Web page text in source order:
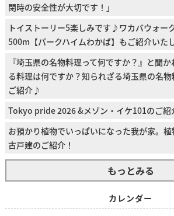
閉時の安全性が大切です！」
トイストーリー5楽しみです♪ワカバウォー
500m【パークハイムわかば】もご紹介いた
『埼玉県の名物料理って何ですか？』と聞
る料理は何ですか？知られざる埼玉県の名
ご紹介♪
Tokyo pride 2026 &メゾン・イケ101のご
お預かり植物でいっぱいになった我が家。
古戸建のご紹介！
もっとみる
カレンダー